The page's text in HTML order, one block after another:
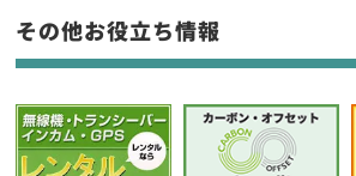
フリーワード入力(製品名等)
選択条件をリセット
その他お役立ち情報